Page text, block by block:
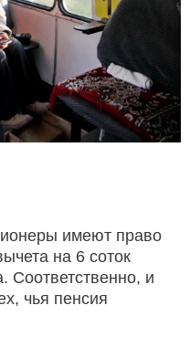
имеют право
на 6 соток
Соответственно, и
чья пенсия